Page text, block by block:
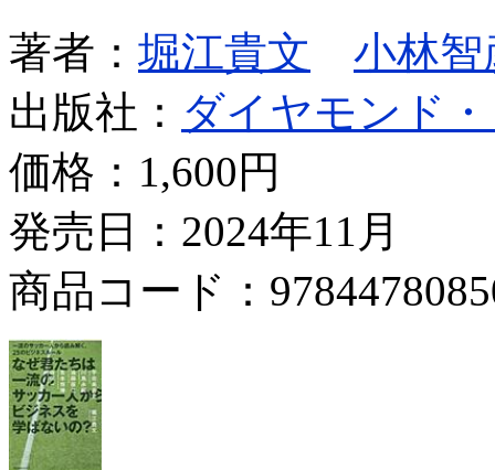
著者： 堀江貴文
小林智
出版社： ダイヤモンド
価格： 1,600円
発売日：2024年11月
商品コード：